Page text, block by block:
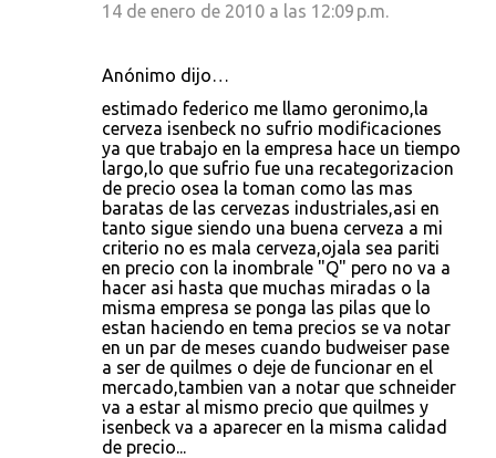
14 de enero de 2010 a las 12:09 p.m.
Anónimo dijo…
estimado federico me llamo geronimo,la
cerveza isenbeck no sufrio modificaciones
ya que trabajo en la empresa hace un tiempo
largo,lo que sufrio fue una recategorizacion
de precio osea la toman como las mas
baratas de las cervezas industriales,asi en
tanto sigue siendo una buena cerveza a mi
criterio no es mala cerveza,ojala sea pariti
en precio con la inombrale "Q" pero no va a
hacer asi hasta que muchas miradas o la
misma empresa se ponga las pilas que lo
estan haciendo en tema precios se va notar
en un par de meses cuando budweiser pase
a ser de quilmes o deje de funcionar en el
mercado,tambien van a notar que schneider
va a estar al mismo precio que quilmes y
isenbeck va a aparecer en la misma calidad
de precio...